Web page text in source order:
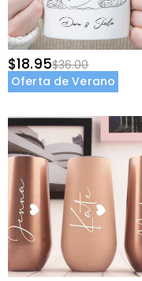
$18.95$36.00
Oferta de Verano